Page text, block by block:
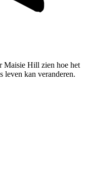
Maisie Hill zien hoe het
leven kan veranderen.